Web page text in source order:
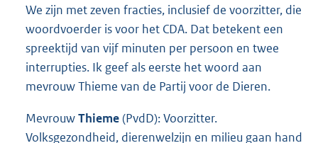
We zijn met zeven fracties, inclusief de voorzitter, die
woordvoerder is voor het CDA. Dat betekent een
spreektijd van vijf minuten per persoon en twee
interrupties. Ik geef als eerste het woord aan
mevrouw Thieme van de Partij voor de Dieren.
MevrouwThieme(PvdD): Voorzitter.
Volksgezondheid, dierenwelzijn en milieu gaan hand